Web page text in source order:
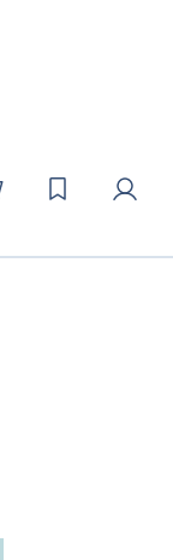
DU HAST 0